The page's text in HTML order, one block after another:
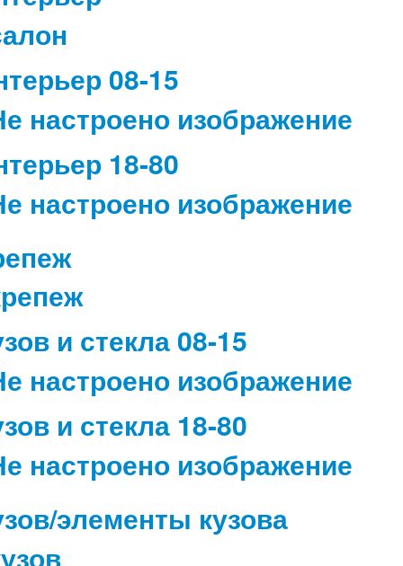
08-15
18-80
и стекла 08-15
и стекла 18-80
элементы кузова